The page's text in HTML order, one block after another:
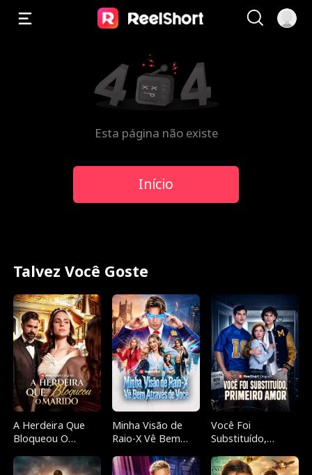
Esta página não existe
Início
Talvez Você Goste
A Herdeira Que
Bloqueou O
Minha Visão de
Raio-X Vê Bem
Você Foi
Substituído,